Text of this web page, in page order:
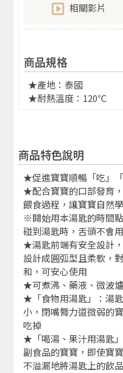
相關影片
商品規格
★產地：泰國
★耐熱溫度：120℃
商品特色說明
★促進寶寶順暢「吃」
★配合寶寶的口部發育
餵食過程，讓寶寶自然
※開始用本湯匙的時間
碰到湯匙時，舌頭不會
★湯匙前端有安全設計
設計成圓弧型且柔軟，
和，可安心使用
★可煮沸、藥液、微波
★「食物用湯匙」：湯
小，閉嘴脣力道微弱的
吃掉
★「喝湯、果汁用湯匙
副食品的寶寶，即使寶
不溢漏地將湯匙上的飲